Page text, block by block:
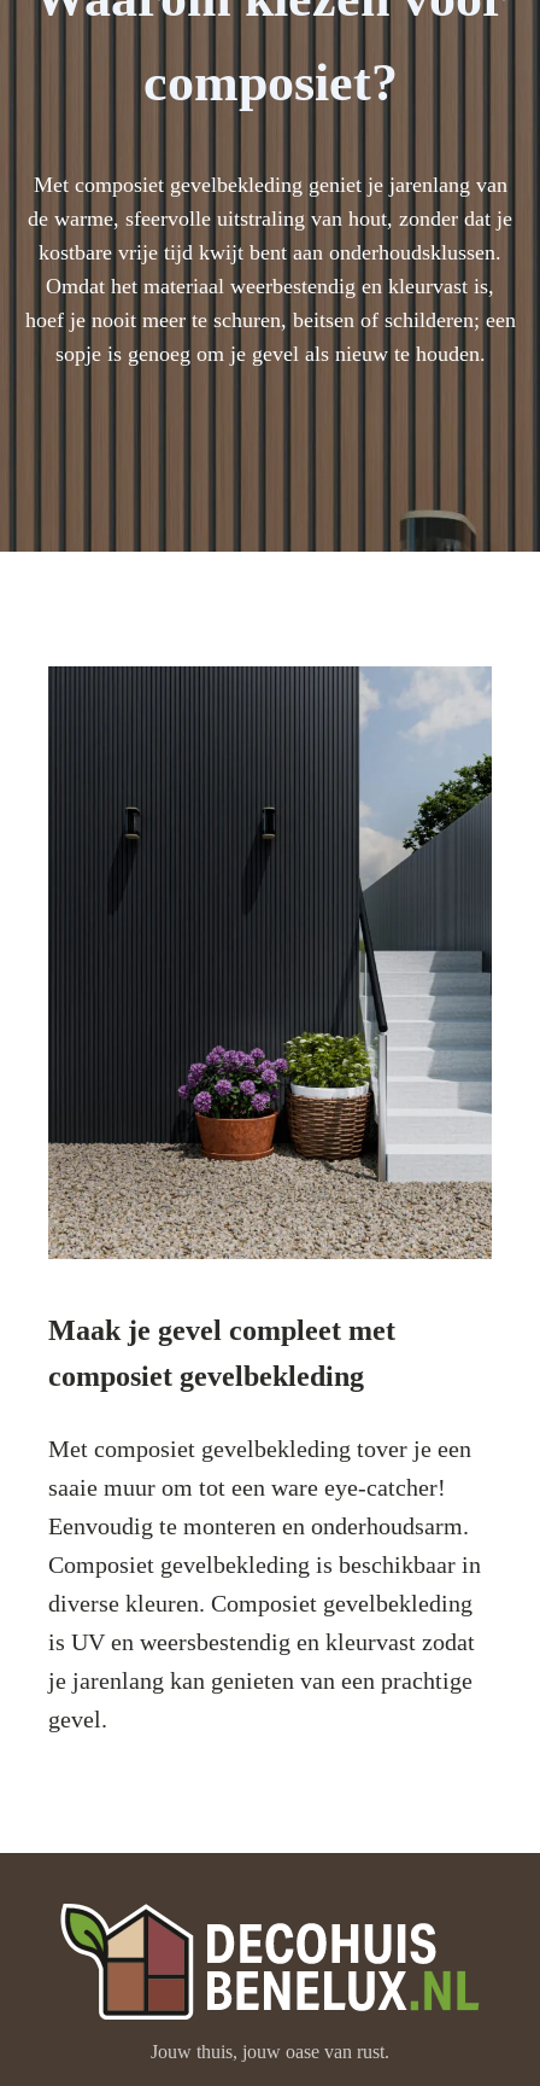
composiet?
Met composiet gevelbekleding geniet je jarenlang van
de warme, sfeervolle uitstraling van hout, zonder dat je
kostbare vrije tijd kwijt bent aan onderhoudsklussen.
Omdat het materiaal weerbestendig en kleurvast is,
hoef je nooit meer te schuren, beitsen of schilderen; een
sopje is genoeg om je gevel als nieuw te houden.
Maak je gevel compleet met
composiet gevelbekleding
Met composiet gevelbekleding tover je een
saaie muur om tot een ware eye-catcher!
Eenvoudig te monteren en onderhoudsarm.
Composiet gevelbekleding is beschikbaar in
diverse kleuren. Composiet gevelbekleding
is UV en weersbestendig en kleurvast zodat
je jarenlang kan genieten van een prachtige
gevel.
Jouw thuis, jouw oase van rust.